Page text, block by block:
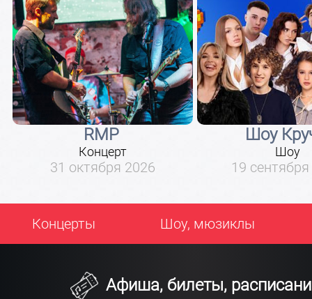
RMP
Концерт
31 октября 2026
Шоу
Шоу
19
Концерты Шоу, мюзиклы
Афиша, билеты,